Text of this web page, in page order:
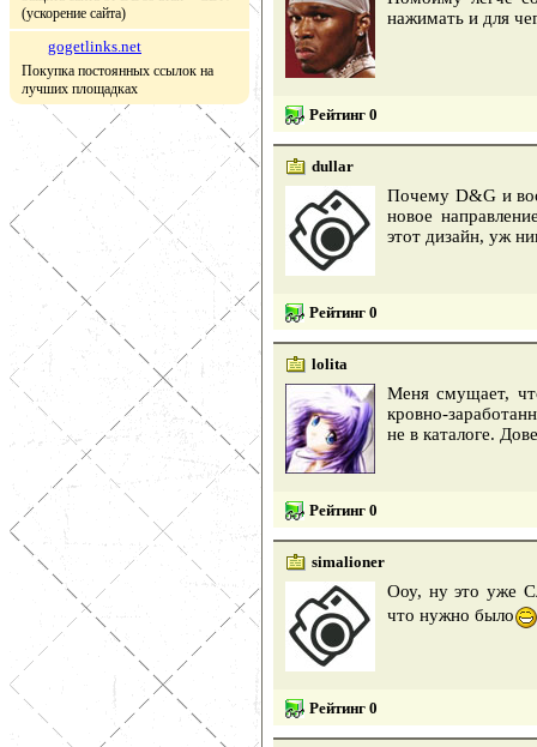
(ускорение сайта)
gogetlinks.net
Покупка постоянных ссылок на
лучших площадках
нажимать и для
Рейтинг 0
dullar
Почему D&G и
новое
этот дизайн, уж
Рейтинг 0
lolita
Меня смущает,
кровно-
не в каталоге.
Рейтинг 0
simalioner
Ооу, ну это уже
что нужно было
Рейтинг 0